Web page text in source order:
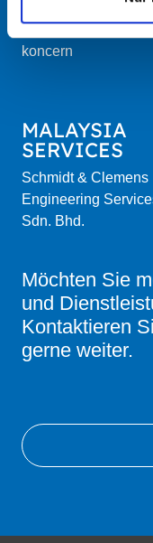
S+C
koncern
MALAYSIA
SERVICES
Schmidt & Clemens
Engineering
Sdn. Bhd.
Möchten Sie
und
Kontaktieren
gerne weiter.